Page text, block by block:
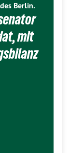
Berlin.
mit